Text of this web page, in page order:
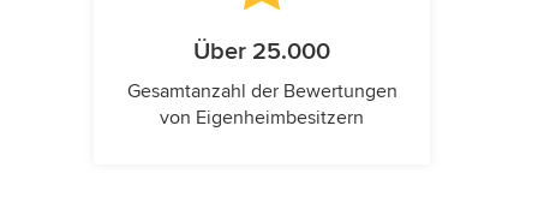
Über 25.000
Gesamtanzahl der Bewertungen
von Eigenheimbesitzern